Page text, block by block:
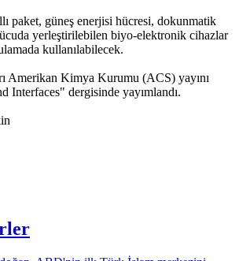
paket, güneş enerjisi hücresi, dokunmatik
yerleştirilebilen biyo-elektronik cihazlar
kullanılabilecek.
Amerikan Kimya Kurumu (ACS) yayını
Interfaces" dergisinde yayımlandı.